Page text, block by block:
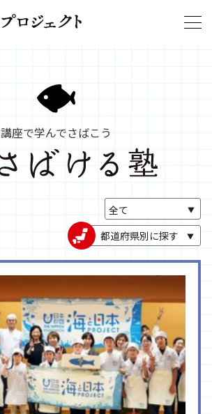
講座で学んでさばこう
都道府県別に探す